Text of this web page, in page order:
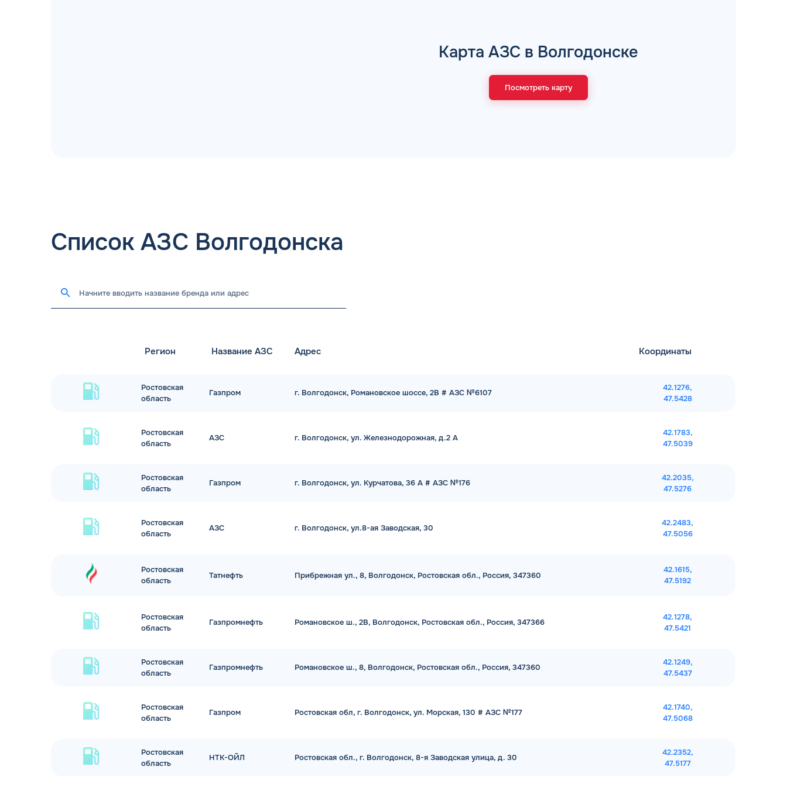
Карта АЗС в Волгодонске
Посмотреть карту
Список АЗС Волгодонска
Регион Название АЗС Адрес Координаты
Ростовская
область
Газпром г. Волгодонск, Романовское шоссе, 2В # АЗС №6107
42.1276,
47.5428
Ростовская
область
АЗС г. Волгодонск, ул. Железнодорожная, д.2 А
42.1783,
47.5039
Ростовская
область
Газпром г. Волгодонск, ул. Курчатова, 36 А # АЗС №176
42.2035,
47.5276
Ростовская
область
АЗС г. Волгодонск, ул.8-ая Заводская, 30
42.2483,
47.5056
Ростовская
область
Татнефть Прибрежная ул., 8, Волгодонск, Ростовская обл., Россия, 347360
42.1615,
47.5192
Ростовская
область
Газпромнефть Романовское ш., 2В, Волгодонск, Ростовская обл., Россия, 347366
42.1278,
47.5421
Ростовская
область
Газпромнефть Романовское ш., 8, Волгодонск, Ростовская обл., Россия, 347360
42.1249,
47.5437
Ростовская
область
Газпром Ростовская обл, г. Волгодонск, ул. Морская, 130 # АЗС №177
42.1740,
47.5068
Ростовская
область
НТК-ОЙЛ Ростовская обл., г. Волгодонск, 8-я Заводская улица, д. 30
42.2352,
47.5177
Для юр. лиц и ИПЗАВТРА